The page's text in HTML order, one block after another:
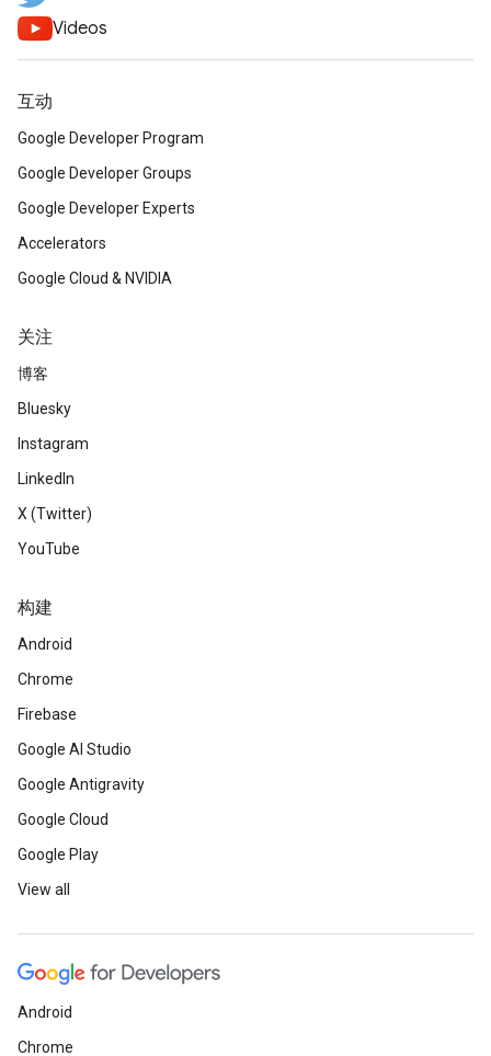
Videos
互动
Google Developer Program
Google Developer Groups
Google Developer Experts
Accelerators
Google Cloud & NVIDIA
关注
博客
Bluesky
Instagram
LinkedIn
X (Twitter)
YouTube
构建
Android
Chrome
Firebase
Google AI Studio
Google Antigravity
Google Cloud
Google Play
View all
Android
Chrome